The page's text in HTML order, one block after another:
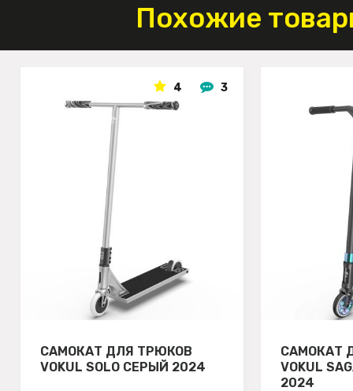
Похожие
4 3
САМОКАТ ДЛЯ ТРЮКОВ
VOKUL SOLO СЕРЫЙ 2024
САМОКАТ
VOKUL
2024